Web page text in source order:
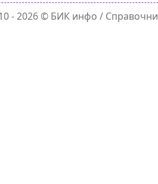
- 2026 © БИК инфо /